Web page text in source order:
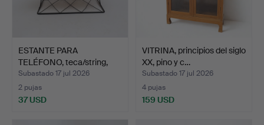
ESTANTE PARA
TELÉFONO, teca/string,
mediad…
Subastado 17 jul 2026
2 pujas
37 USD
VITRINA, principios del siglo
XX, pino y c…
Subastado 17 jul 2026
4 pujas
159 USD